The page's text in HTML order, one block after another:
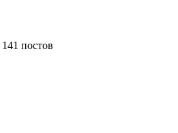
141 постов